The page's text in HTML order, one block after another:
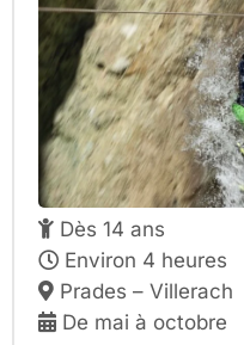
Dès 14 ans
Environ 4 heures
Prades – Villerach
De mai à octobre